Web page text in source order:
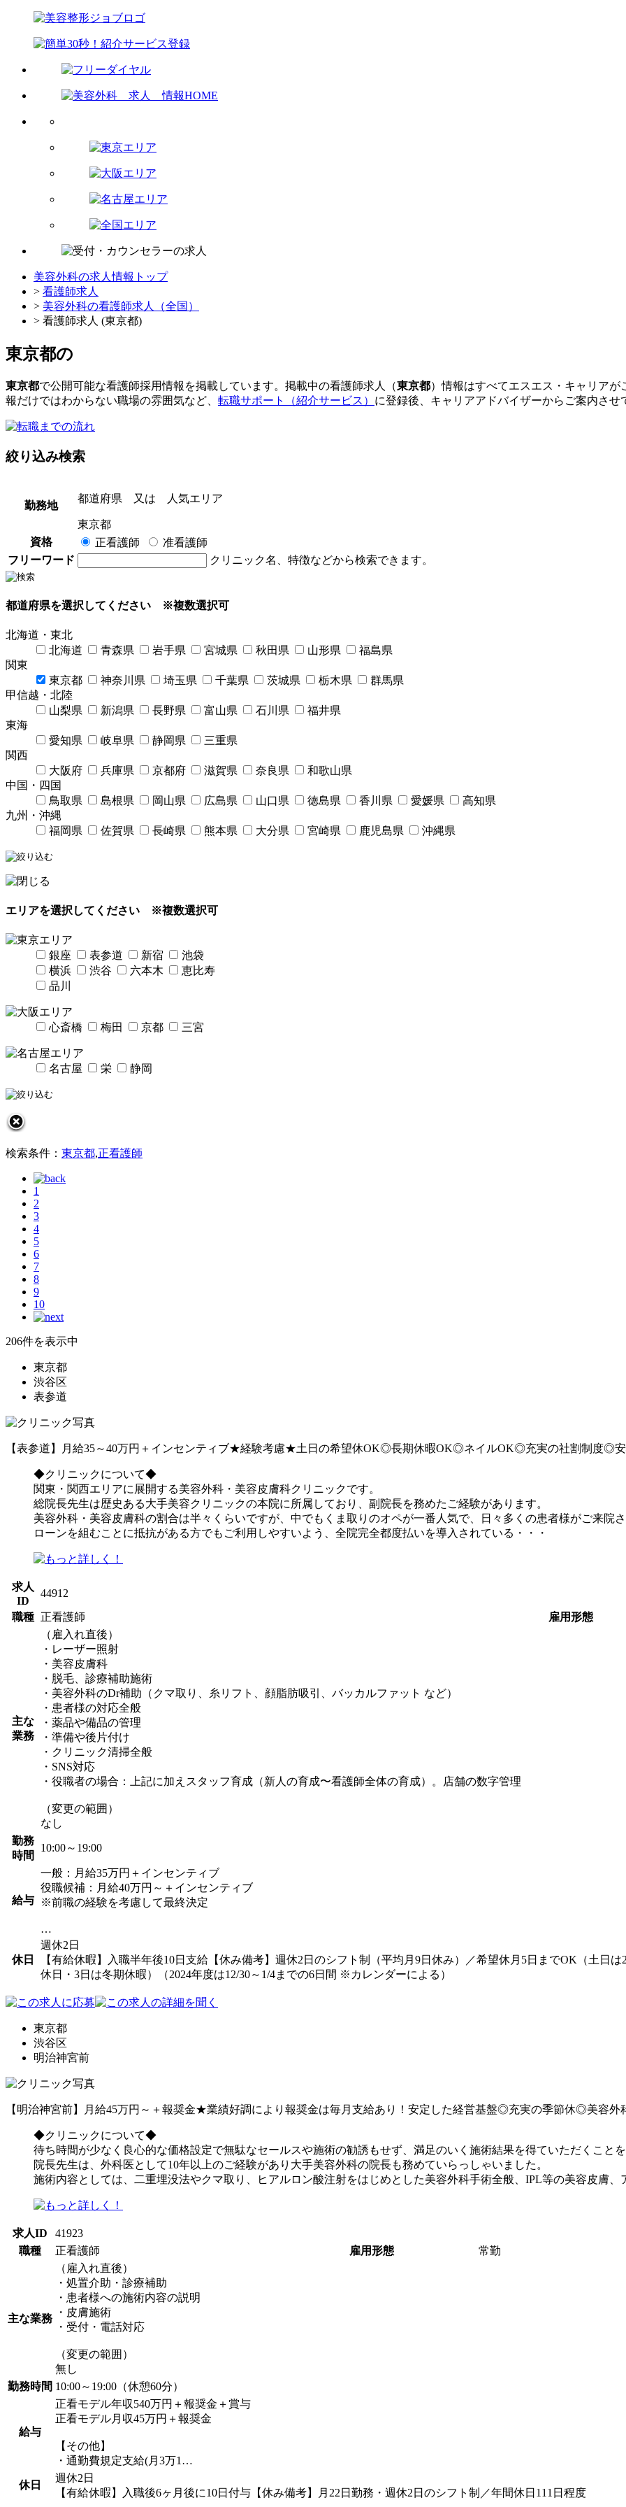
美容外科の求人情報トップ
> 看護師求人
> 美容外科の看護師求人（全国）
> 看護師求人 (東京都)
東京都の
東京都で公開可能な看護師採用情報を掲載しています。掲載中の看護師求人（東京都）情報はすべてエスエス・キャリア
報だけではわからない職場の雰囲気など、 転職サポート（紹介サービス） に登録後、キャリアアドバイザーからご案内させ
絞り込み検索
勤務地
都道府県 又は 人気エリア
東京都
資格
正看護師
准看護師
フリーワード
クリニック名、特徴などから検索できます。
都道府県を選択してください ※複数選択可
北海道・東北
北海道
青森県 岩手県 宮城県 秋田県 山形県
福島県
関東
東京都
神奈川県 埼玉県 千葉県 茨城県 栃木県
群馬県
甲信越・北陸
山梨県
新潟県 長野県 富山県 石川県
福井県
東海
愛知県
岐阜県 静岡県
三重県
関西
大阪府
兵庫県 京都府 滋賀県 奈良県
和歌山県
中国・四国
鳥取県
島根県 岡山県 広島県 山口県 徳島県 香川県 愛媛県
高知県
九州・沖縄
福岡県
佐賀県 長崎県 熊本県 大分県 宮崎県 鹿児島県 沖縄県
エリアを選択してください ※複数選択可
銀座 表参道 新宿
池袋
横浜
渋谷 六本木
恵比寿
品川
心斎橋 梅田 京都 三宮
名古屋 栄 静岡
検索条件： 東京都,正看護師
1
2
3
4
5
6
7
8
9
10
206件を表示中
東京都
渋谷区
表参道
【表参道】月給35～40万円＋インセンティブ★経験考慮★土日の希望休OK◎長期休暇OK◎ネイルOK◎充実の社割制度◎
◆クリニックについて◆
関東・関西エリアに展開する美容外科・美容皮膚科クリニックです。
総院長先生は歴史ある大手美容クリニックの本院に所属しており、副院長を務めたご経験があります。
美容外科・美容皮膚科の割合は半々くらいですが、中でもくま取りのオペが一番人気で、日々多くの患者様がご来院
ローンを組むことに抵抗がある方でもご利用しやすいよう、全院完全都度払いを導入されている・・・
求人
ID
44912
職種
正看護師 雇用形態
主な
業務
（雇入れ直後）
・レーザー照射
・美容皮膚科
・脱毛、診療補助施術
・美容外科のDr補助（クマ取り、糸リフト、顔脂肪吸引、バッカルファット など）
・患者様の対応全般
・薬品や備品の管理
・準備や後片付け
・クリニック清掃全般
・SNS対応
・役職者の場合：上記に加えスタッフ育成（新人の育成〜看護師全体の育成）。店舗の数字管理
（変更の範囲）
なし
勤務
時間
10:00～19:00
給与
一般：月給35万円＋インセンティブ
役職候補：月給40万円～＋インセンティブ
※前職の経験を考慮して最終決定
…
休日
週休2日
【有給休暇】入職半年後10日支給【休み備考】週休2日のシフト制（平均月9日休み）／希望休月5日までOK（土日
休日・3日は冬期休暇）（2024年度は12/30～1/4までの6日間 ※カレンダーによる）
東京都
渋谷区
明治神宮前
【明治神宮前】月給45万円～＋報奨金★業績好調により報奨金は毎月支給あり！安定した経営基盤◎充実の季節休◎美容
◆クリニックについて◆
待ち時間が少なく良心的な価格設定で無駄なセールスや施術の勧誘もせず、満足のいく施術結果を得ていただくこと
院長先生は、外科医として10年以上のご経験があり大手美容外科の院長も務めていらっしゃいました。
施術内容としては、二重埋没法やクマ取り、ヒアルロン酸注射をはじめとした美容外科手術全般、IPL等の美容皮膚、
求人ID
41923
職種
正看護師 雇用形態 常勤
主な業務
（雇入れ直後）
・処置介助・診療補助
・患者様への施術内容の説明
・皮膚施術
・受付・電話対応
（変更の範囲）
無し
勤務時間 10:00～19:00（休憩60分）
給与
正看モデル年収540万円＋報奨金＋賞与
正看モデル月収45万円＋報奨金
【その他】
・通勤費規定支給(月3万1…
休日
週休2日
【有給休暇】入職後6ヶ月後に10日付与【休み備考】月22日勤務・週休2日のシフト制／年間休日111日程度